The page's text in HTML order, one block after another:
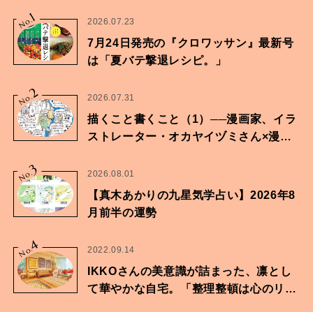
No.
1 2026.07.23
7月24日発売の『クロワッサン』最新号
は「夏バテ撃退レシピ。」
No.2 2026.07.31
描くこと書くこと（1）──漫画家、イラ
ストレーター・オカヤイヅミさん×漫画
No.
3 2026.08.01
【真木あかりの九星気学占い】2026年8
月前半の運勢
No.
4 2022.09.14
IKKOさんの美意識が詰まった、凛とし
て華やかな自宅。「整理整頓は心のリズ